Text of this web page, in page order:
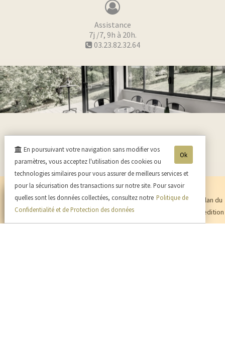
Assistance
7j /7, 9h à 20h.
03.23.82.32.64
•Toutes nos actualités•Nous contacter•Mentions légales
Plan du
site•Nous rendre visite•Se connecter
Tarifs expedition
•CGV•Protection des données•Payer en ligne•
Ok
En poursuivant votre navigation sans modifier vos
paramètres, vous acceptez l'utilisation des cookies ou
technologies similaires pour vous assurer de meilleurs services et
pour la sécurisation des transactions sur notre site. Pour savoir
quelles sont les données collectées, consultez notre Politique de
Confidentialité et de Protection des données